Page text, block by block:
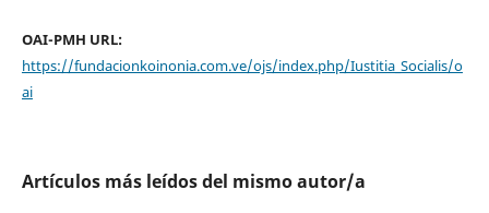
OAI-PMH URL:
https://fundacionkoinonia.com.ve/ojs/index.php/Iustitia_Socialis/o
ai
Artículos más leídos del mismo autor/a